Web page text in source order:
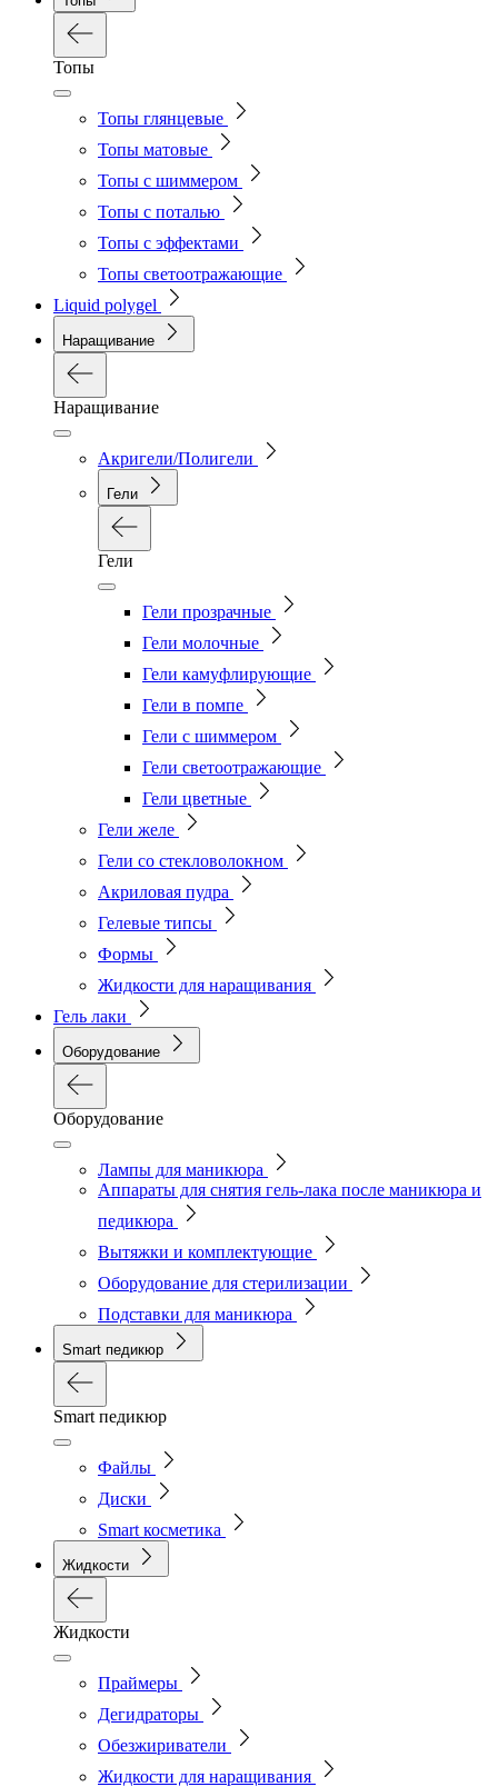
Топы
Топы глянцевые
Топы матовые
Топы с шиммером
Топы с поталью
Топы с эффектами
Топы светоотражающие
Liquid polygel
Наращивание
Наращивание
Акригели/Полигели
Гели
Гели
Гели прозрачные
Гели молочные
Гели камуфлирующие
Гели в помпе
Гели с шиммером
Гели светоотражающие
Гели цветные
Гели желе
Гели со стекловолокном
Акриловая пудра
Гелевые типсы
Формы
Жидкости для наращивания
Гель лаки
Оборудование
Оборудование
Лампы для маникюра
Аппараты для снятия гель-лака после маникюра и
педикюра
Вытяжки и комплектующие
Оборудование для стерилизации
Подставки для маникюра
Smart педикюр
Smart педикюр
Файлы
Диски
Smart косметика
Жидкости
Жидкости
Праймеры
Дегидраторы
Обезжириватели
Жидкости для наращивания